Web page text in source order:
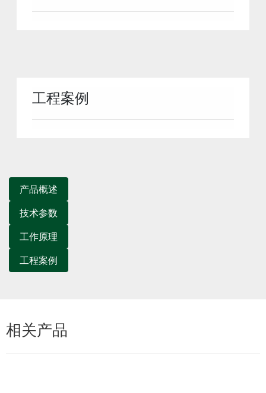
工程案例
产品概述
技术参数
工作原理
工程案例
相关产品